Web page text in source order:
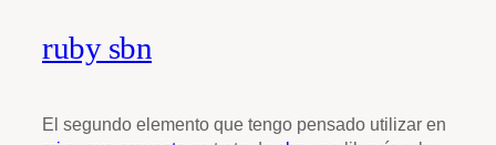
ruby sbn
El segundo elemento que tengo pensado utilizar en